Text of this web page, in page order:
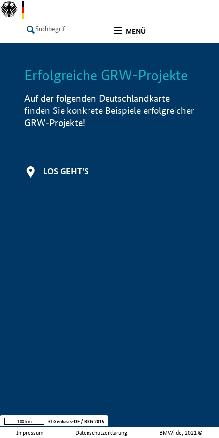
MENÜ
LISTE Info
Erfolgreiche GRW-Projekte
Auf der folgenden Deutschlandkarte
finden Sie konkrete Beispiele erfolgreicher
GRW-Projekte!
LOS GEHT'S
Impressum Datenschutzerklärung BMWi.de, 2021 ©
100 km © Geobasis-DE / BKG 2015